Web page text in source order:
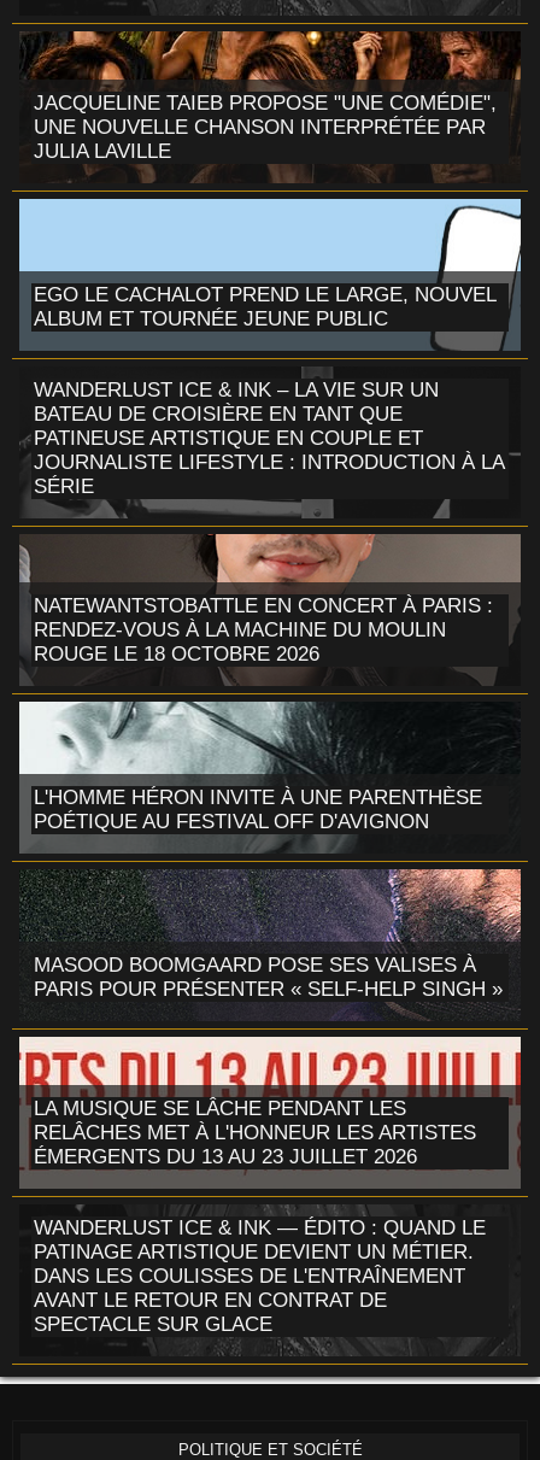
JACQUELINE TAIEB PROPOSE "UNE COMÉDIE",
UNE NOUVELLE CHANSON INTERPRÉTÉE PAR
JULIA LAVILLE
EGO LE CACHALOT PREND LE LARGE, NOUVEL
ALBUM ET TOURNÉE JEUNE PUBLIC
WANDERLUST ICE & INK – LA VIE SUR UN
BATEAU DE CROISIÈRE EN TANT QUE
PATINEUSE ARTISTIQUE EN COUPLE ET
JOURNALISTE LIFESTYLE : INTRODUCTION À LA
SÉRIE
NATEWANTSTOBATTLE EN CONCERT À PARIS :
RENDEZ-VOUS À LA MACHINE DU MOULIN
ROUGE LE 18 OCTOBRE 2026
L'HOMME HÉRON INVITE À UNE PARENTHÈSE
POÉTIQUE AU FESTIVAL OFF D'AVIGNON
MASOOD BOOMGAARD POSE SES VALISES À
PARIS POUR PRÉSENTER « SELF-HELP SINGH »
LA MUSIQUE SE LÂCHE PENDANT LES
RELÂCHES MET À L'HONNEUR LES ARTISTES
ÉMERGENTS DU 13 AU 23 JUILLET 2026
WANDERLUST ICE & INK — ÉDITO : QUAND LE
PATINAGE ARTISTIQUE DEVIENT UN MÉTIER.
DANS LES COULISSES DE L'ENTRAÎNEMENT
AVANT LE RETOUR EN CONTRAT DE
SPECTACLE SUR GLACE
POLITIQUE ET SOCIÉTÉ